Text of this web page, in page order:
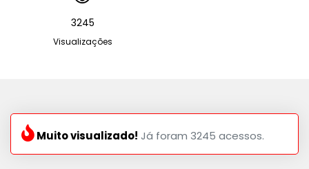
3245
Visualizações
Muito visualizado! Já foram 3245 acessos.